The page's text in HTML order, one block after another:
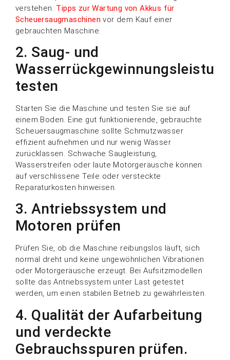
verstehen. Tipps zur Wartung von Akkus für
Scheuersaugmaschinen vor dem Kauf einer
gebrauchten Maschine.
2. Saug- und
testen
Starten Sie die Maschine und testen Sie sie auf
einem Boden. Eine gut funktionierende, gebrauchte
Scheuersaugmaschine sollte Schmutzwasser
effizient aufnehmen und nur wenig Wasser
zurücklassen. Schwache Saugleistung,
Wasserstreifen oder laute Motorgeräusche können
auf verschlissene Teile oder versteckte
Reparaturkosten hinweisen.
3. Antriebssystem und
Motoren prüfen
Prüfen Sie, ob die Maschine reibungslos läuft, sich
normal dreht und keine ungewöhnlichen Vibrationen
oder Motorgeräusche erzeugt. Bei Aufsitzmodellen
sollte das Antriebssystem unter Last getestet
werden, um einen stabilen Betrieb zu gewährleisten.
4. Qualität der Aufarbeitung
und verdeckte
Gebrauchsspuren prüfen.